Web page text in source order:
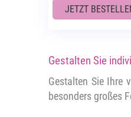
JETZT
Gestalten Sie
Gestalten Sie Ihre
besonders großes